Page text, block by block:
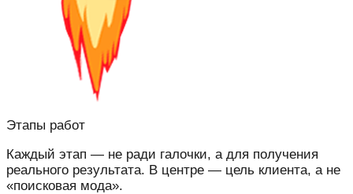
Этапы работ
Каждый этап — не ради галочки, а для получения
реального результата. В центре — цель клиента, а не
«поисковая мода».